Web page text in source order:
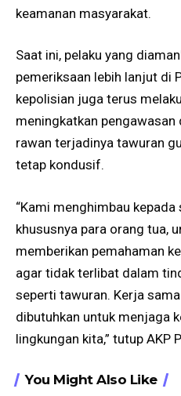
keamanan masyarakat.
Saat ini, pelaku yang
pemeriksaan lebih lanjut di
kepolisian juga terus
meningkatkan
rawan terjadinya tawuran
tetap kondusif.
“Kami menghimbau
khususnya para orang tua,
memberikan pemahaman
agar tidak terlibat dalam
seperti tawuran. Kerja
dibutuhkan untuk menjaga
lingkungan kita,” tutup AKP
You Might Also Like